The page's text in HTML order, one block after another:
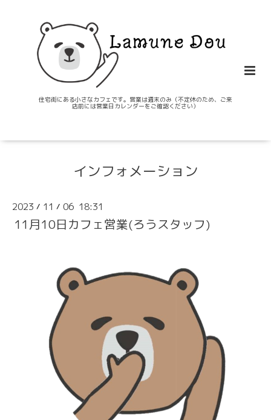
住宅街にある小さなカフェです。営業は週末のみ（不定休のため、ご来
店前には営業日カレンダーをご確認ください）
インフォメーション
2023 / 11 / 06 18:31
11月10日カフェ営業(ろうスタッフ)